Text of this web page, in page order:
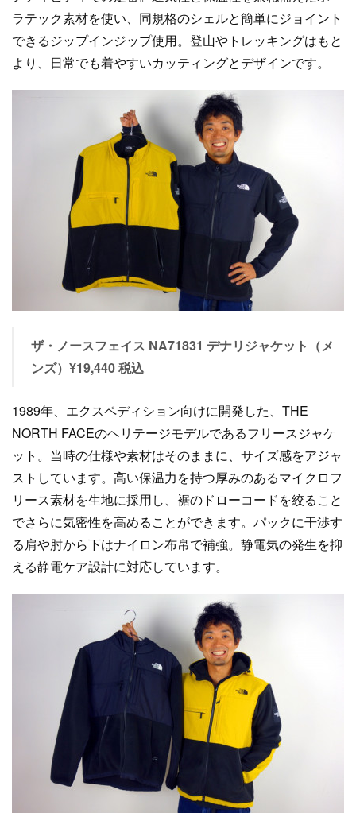
ラテック素材を使い、同規格のシェルと簡単にジョイント
できるジップインジップ使用。登山やトレッキングはもと
より、日常でも着やすいカッティングとデザインです。
ザ・ノースフェイス NA71831 デナリジャケット（メ
ンズ）¥19,440 税込
1989年、エクスペディション向けに開発した、THE
NORTH FACEのヘリテージモデルであるフリースジャケ
ット。当時の仕様や素材はそのままに、サイズ感をアジャ
ストしています。高い保温力を持つ厚みのあるマイクロフ
リース素材を生地に採用し、裾のドローコードを絞ること
でさらに気密性を高めることができます。パックに干渉す
る肩や肘から下はナイロン布帛で補強。静電気の発生を抑
える静電ケア設計に対応しています。